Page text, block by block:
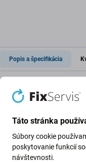
Popis a špecifikácia
SIM slot pre
Ak ste pôvodný SIM
stratili alebo sa
vhodnú náhradu.
Táto stránka
Súbory cookie
poskytovanie funkcií
návštevnosti.